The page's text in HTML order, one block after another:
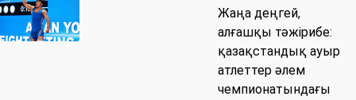
Жаңа деңгей,
алғашқы тәжірибе:
қазақстандық ауыр
атлеттер әлем
чемпионатындағы